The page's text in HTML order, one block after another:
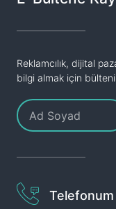
Reklamcılık, dijital
bilgi almak için
Telefonum